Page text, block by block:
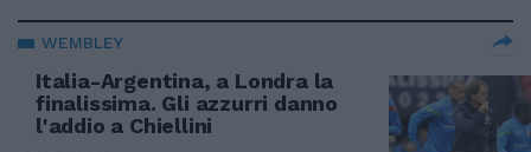
WEMBLEY
Italia-Argentina, a Londra la
finalissima. Gli azzurri danno
l'addio a Chiellini